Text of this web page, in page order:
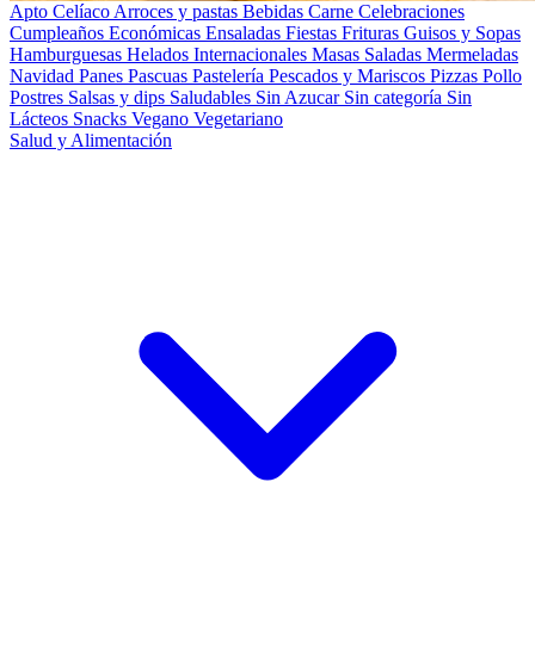
Apto Celíaco Arroces y pastas Bebidas Carne Celebraciones
Cumpleaños Económicas Ensaladas Fiestas Frituras Guisos y Sopas
Hamburguesas Helados Internacionales Masas Saladas Mermeladas
Navidad Panes Pascuas Pastelería Pescados y Mariscos Pizzas Pollo
Postres Salsas y dips Saludables Sin Azucar Sin categoría Sin
Lácteos Snacks Vegano Vegetariano
Salud y Alimentación